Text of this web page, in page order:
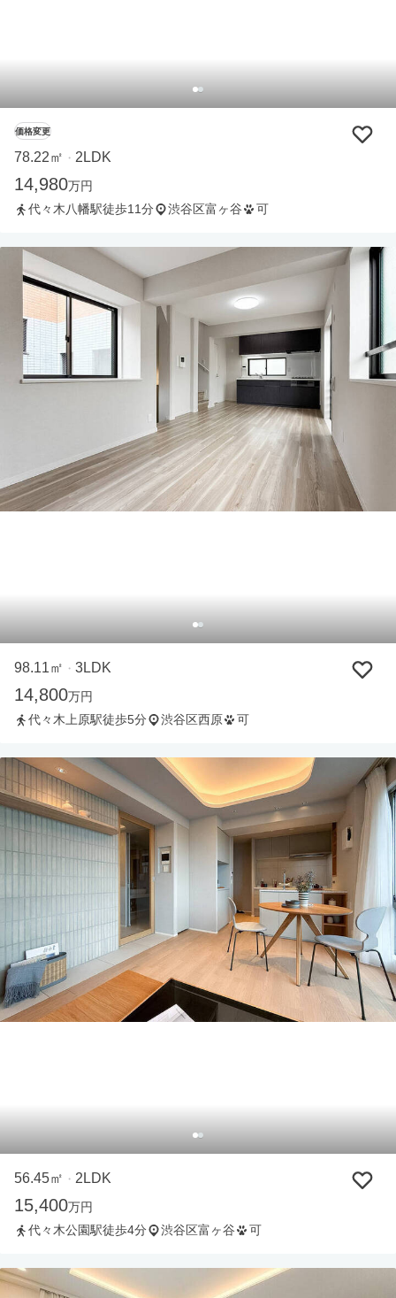
価格変更
78.22㎡ ・ 2LDK
14,980万円
代々木八幡駅徒歩11分
渋谷区富ヶ谷 可
98.11㎡ ・ 3LDK
14,800万円
代々木上原駅徒歩5分
渋谷区西原 可
56.45㎡ ・ 2LDK
15,400万円
代々木公園駅徒歩4分
渋谷区富ヶ谷 可